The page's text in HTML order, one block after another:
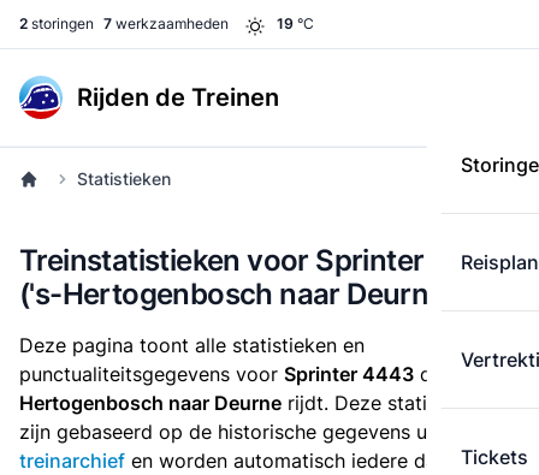
2 storingen 7 werkzaamheden 19 °C
Rijden de Treinen
Tickets
Statistieken
Treinstatistieken voor Sprinter 4443
('s-Hertogenbosch naar Deurne)
Deze pagina toont alle statistieken en
punctualiteitsgegevens voor Sprinter 4443 die
van 's-
Hertogenbosch naar Deurne rijdt. Deze statistieken
zijn gebaseerd op de historische gegevens uit het
treinarchief en worden automatisch iedere dag